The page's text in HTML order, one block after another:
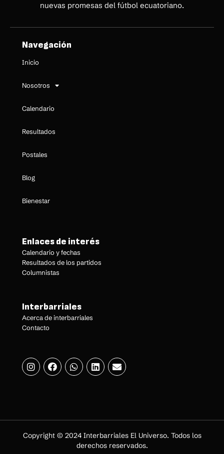
nuevas promesas del fútbol ecuatoriano.
Navegación
Inicio
Nosotros
Calendario
Resultados
Postales
Blog
Bienestar
Enlaces de interés
Calendario y fechas
Resultados de los partidos
Columnistas
Interbarriales
Acerca de interbarriales
Contacto
Copyright © 2024 Interbarriales El Universo. Todos los
derechos reservados.